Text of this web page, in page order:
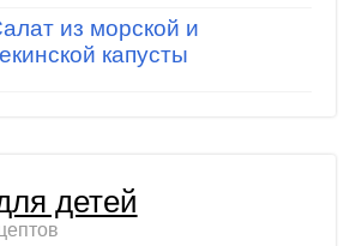
из морской и
капусты
детей